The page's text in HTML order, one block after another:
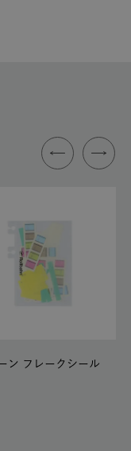
ン フレークシール